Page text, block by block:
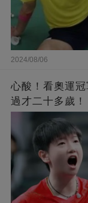
2024/08/06
心酸！看奧運
過才二十多歲！